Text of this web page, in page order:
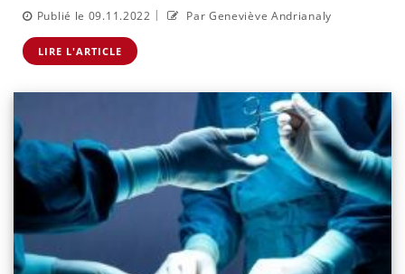
Publié le 09.11.2022 | Par Geneviève Andrianaly
LIRE L'ARTICLE